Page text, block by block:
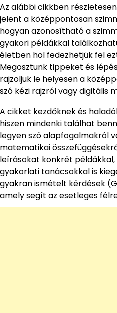
Az alábbi cikkben
jelent a középpontosan
hogyan azonosítható a
gyakori példákkal
életben hol fedezhetjük fel
Megosztunk tippeket és
rajzoljuk le helyesen a
szó kézi rajzról vagy digitális
A cikket kezdőknek és
hiszen mindenki találhat
legyen szó alapfogalmakról
matematikai
leírásokat konkrét
gyakorlati tanácsokkal is
gyakran ismételt kérdések
amely segít az esetleges